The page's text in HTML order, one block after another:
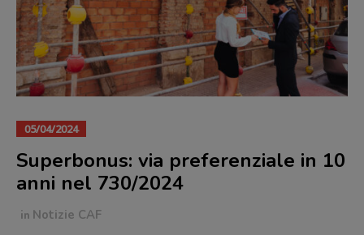
05/04/2024
Superbonus: via preferenziale in 10
anni nel 730/2024
in Notizie CAF